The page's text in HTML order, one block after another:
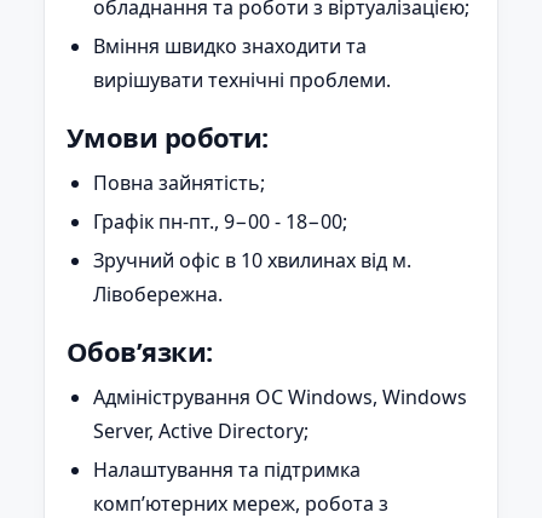
обладнання та роботи з віртуалізацією;
Вміння швидко знаходити та
вирішувати технічні проблеми.
Умови роботи:
Повна зайнятість;
Графік пн-пт., 9−00 - 18−00;
Зручний офіс в 10 хвилинах від м.
Лівобережна.
Обов’язки:
Адміністрування ОС Windows, Windows
Server, Active Directory;
Налаштування та підтримка
комп’ютерних мереж, робота з